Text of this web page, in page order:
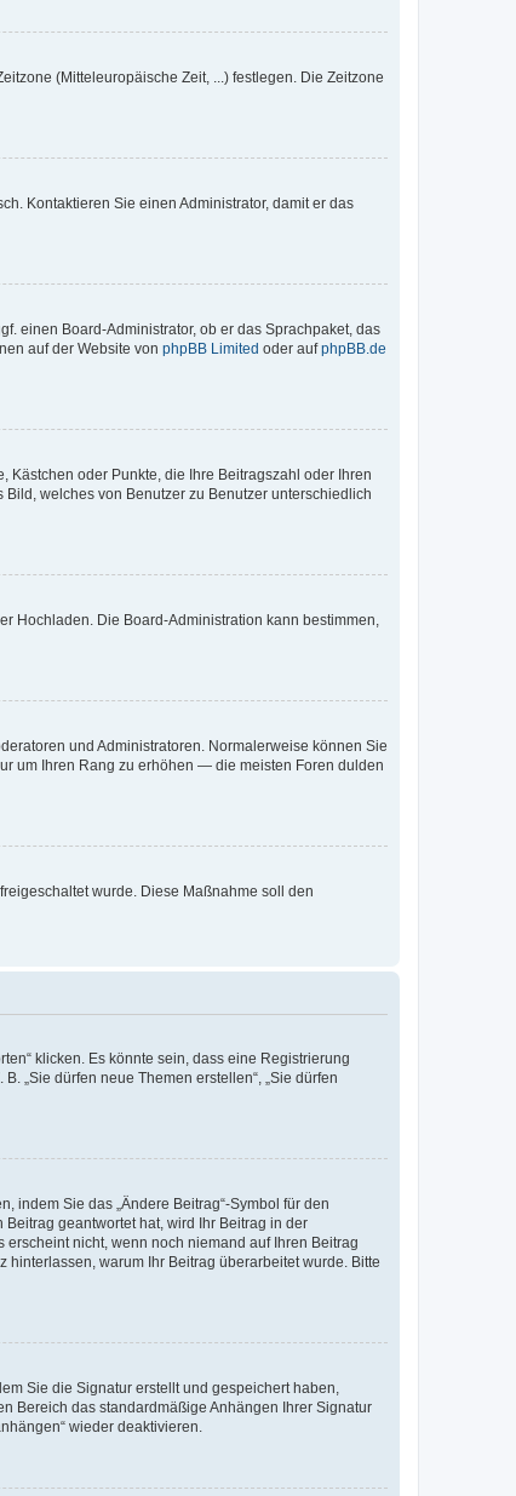
(Mitteleuropäische Zeit, ...) festlegen. Die Zeitzone
Kontaktieren Sie einen Administrator, damit er das
einen Board-Administrator, ob er das Sprachpaket, das
auf der Website von phpBB Limited oder aufphpBB.de
Kästchen oder Punkte, die Ihre Beitragszahl oder Ihren
welches von Benutzer zu Benutzer unterschiedlich
Hochladen. Die Board-Administration kann bestimmen,
und Administratoren. Normalerweise können Sie
um Ihren Rang zu erhöhen — die meisten Foren dulden
wurde. Diese Maßnahme soll den
klicken. Es könnte sein, dass eine Registrierung
„Sie dürfen neue Themen erstellen“, „Sie dürfen
indem Sie das „Ändere Beitrag“-Symbol für den
geantwortet hat, wird Ihr Beitrag in der
nicht, wenn noch niemand auf Ihren Beitrag
warum Ihr Beitrag überarbeitet wurde. Bitte
Sie die Signatur erstellt und gespeichert haben,
Bereich das standardmäßige Anhängen Ihrer Signatur
wieder deaktivieren.